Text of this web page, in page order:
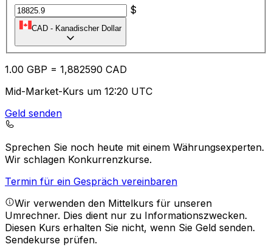
$
CAD - Kanadischer Dollar
1.00 GBP = 1,882590 CAD
Mid-Market-Kurs um 12:20 UTC
Geld senden
Sprechen Sie noch heute mit einem Währungsexperten.
Wir schlagen Konkurrenzkurse.
Termin für ein Gespräch vereinbaren
Wir verwenden den Mittelkurs für unseren
Umrechner. Dies dient nur zu Informationszwecken.
Diesen Kurs erhalten Sie nicht, wenn Sie Geld senden.
Sendekurse prüfen.